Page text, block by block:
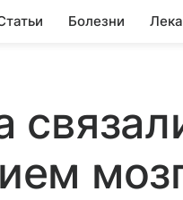
Болезни